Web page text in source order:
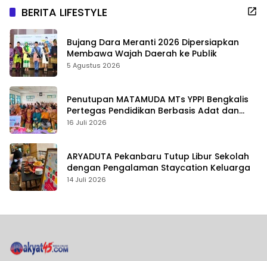
BERITA LIFESTYLE
Bujang Dara Meranti 2026 Dipersiapkan
Membawa Wajah Daerah ke Publik
5 Agustus 2026
Penutupan MATAMUDA MTs YPPI Bengkalis
Pertegas Pendidikan Berbasis Adat dan
Karakter
16 Juli 2026
ARYADUTA Pekanbaru Tutup Libur Sekolah
dengan Pengalaman Staycation Keluarga
14 Juli 2026